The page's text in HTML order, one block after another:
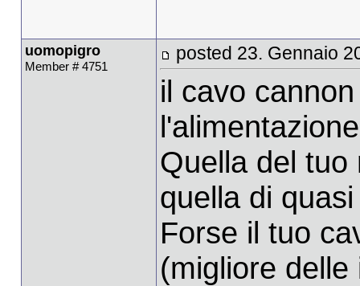
uomopigro
Member # 4751
posted 23. Gennaio
il cavo
Quella del tuo
quella di
Forse il tuo
(migliore